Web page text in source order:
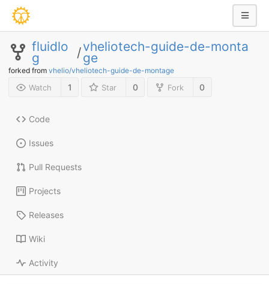
fluidlo
g /vheliotech-guide-de-monta
ge
forked from vhelio/vheliotech-guide-de-montage
Watch 1 Star 0 Fork 0
Code
Issues
Pull Requests
Projects
Releases
Wiki
Activity